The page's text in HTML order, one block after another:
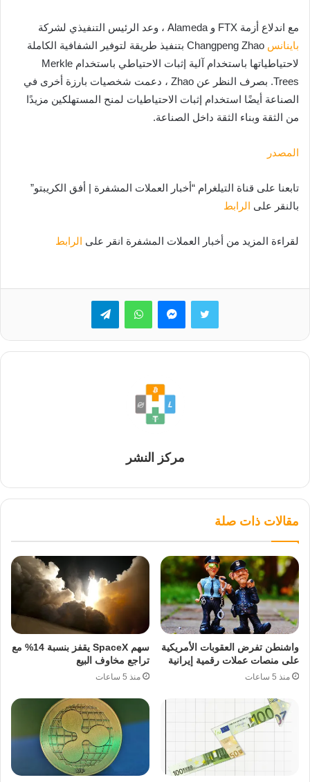
مع اندلاع أزمة FTX و Alameda ، وعد الرئيس التنفيذي لشركة
باينانس
Changpeng Zhao بتنفيذ طريقة لتوفير الشفافية الكاملة
لاحتياطياتها باستخدام آلية إثبات الاحتياطي باستخدام Merkle
Trees. بصرف النظر عن Zhao ، دعمت شخصيات بارزة أخرى في
الصناعة أيضًا استخدام إثبات الاحتياطيات لمنح المستهلكين مزيدًا
من الثقة وبناء الثقة داخل الصناعة.
المصدر
تابعنا على قناة التيلغرام “أخبار العملات المشفرة | أفق الكريبتو”
بالنقر على الرابط
لقراءة المزيد من أخبار العملات المشفرة انقر على الرابط
تويتر ماسنجرواتساب تيلقرام
مركز النشر
مقالات ذات صلة
واشنطن تفرض العقوبات الأمريكية
على منصات عملات رقمية إيرانية
منذ 5 ساعات
سهم SpaceX يقفز بنسبة 14% مع
تراجع مخاوف البيع
منذ 5 ساعات